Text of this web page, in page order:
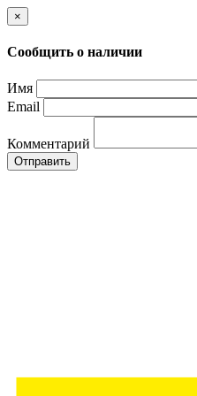
×
Сообщить о наличии
Имя
Email
Комментарий
Отправить